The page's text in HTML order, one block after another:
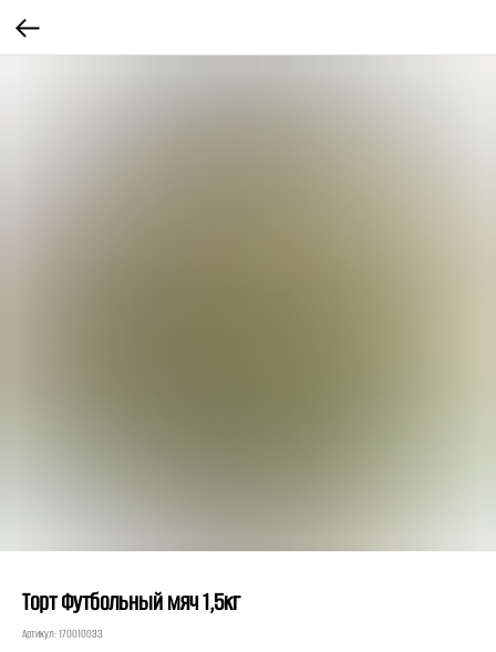
Торт Футбольный мяч 1,5кг
Артикул:170010033